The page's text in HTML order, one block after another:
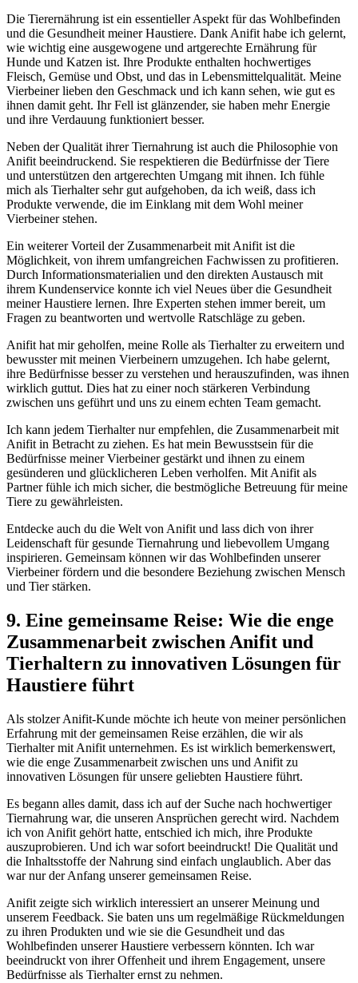
Die Tierernährung ist‍ ein essentieller Aspekt für das Wohlbefinden⁤
und die Gesundheit meiner ⁣Haustiere. Dank Anifit‌ habe ich‌ gelernt,
wie ⁢wichtig eine ausgewogene und⁣ artgerechte ⁢Ernährung ‍für
Hunde und Katzen ist. Ihre Produkte enthalten ‍hochwertiges
Fleisch,​ Gemüse und ​Obst, ⁢und das in‌ Lebensmittelqualität. Meine
Vierbeiner lieben den Geschmack und ich kann sehen, ​wie gut es
ihnen damit geht.‍ Ihr Fell ist glänzender, sie haben mehr ⁤Energie
und ihre Verdauung‌ funktioniert ⁤besser.
Neben der Qualität ihrer⁣ Tiernahrung ⁤ist ⁤auch⁢ die Philosophie ⁢von
‍Anifit beeindruckend. Sie ⁣respektieren die Bedürfnisse der‍ Tiere‍
und⁤ unterstützen den⁤ artgerechten Umgang ‍mit ihnen. Ich fühle
mich als⁤ Tierhalter sehr ⁣gut ‍aufgehoben, da ich weiß, dass⁢ ich
Produkte verwende, die im Einklang ​mit dem ⁢Wohl meiner
Vierbeiner stehen.
Ein weiterer Vorteil der Zusammenarbeit ⁢mit Anifit ist die
Möglichkeit, von​ ihrem umfangreichen ⁢Fachwissen zu profitieren.
Durch⁤ Informationsmaterialien und den direkten Austausch mit
⁢ihrem Kundenservice ⁢konnte ich viel Neues über die Gesundheit
meiner Haustiere lernen. Ihre‌ Experten ⁢stehen ⁢immer bereit, um
Fragen ⁣zu⁣ beantworten und wertvolle Ratschläge zu geben.
Anifit ​hat mir geholfen,‍ meine Rolle als Tierhalter ⁢zu ⁣erweitern und
bewusster ⁢mit meinen Vierbeinern umzugehen. ⁢Ich habe gelernt,
ihre⁢ Bedürfnisse ⁤besser ⁢zu verstehen⁤ und herauszufinden, was ihnen
wirklich ‌guttut. Dies hat ​zu ‍einer​ noch stärkeren ‌Verbindung⁣
zwischen uns‍ geführt und uns zu‌ einem echten Team⁣ gemacht.
Ich kann jedem Tierhalter nur empfehlen, die‍ Zusammenarbeit mit
Anifit in Betracht zu ziehen. Es ​hat‌ mein ⁤Bewusstsein für⁢ die
Bedürfnisse meiner Vierbeiner gestärkt ​und ihnen zu einem
gesünderen und glücklicheren ⁤Leben verholfen.⁣ Mit Anifit als⁢
Partner fühle ‍ich mich sicher,‌ die bestmögliche Betreuung ‍für⁢ meine
Tiere zu gewährleisten.
Entdecke auch du ‌die Welt von Anifit und lass dich‌ von ihrer
Leidenschaft für gesunde Tiernahrung und liebevollem Umgang
inspirieren. Gemeinsam können ‍wir das‍ Wohlbefinden unserer
Vierbeiner‌ fördern und die besondere Beziehung zwischen Mensch​
und ⁤Tier stärken.
9. Eine gemeinsame Reise: Wie die enge
Zusammenarbeit ⁤zwischen Anifit ⁤und
⁣Tierhaltern zu innovativen Lösungen für
Haustiere ⁤führt
Als ⁣stolzer Anifit-Kunde‌ möchte‌ ich heute von meiner persönlichen
Erfahrung mit‍ der ⁣gemeinsamen Reise erzählen, die wir als
Tierhalter mit Anifit unternehmen.‌ Es ist wirklich bemerkenswert,⁣
wie⁤ die enge‌ Zusammenarbeit ‌zwischen uns und Anifit zu⁢
innovativen‍ Lösungen für unsere geliebten⁢ Haustiere führt.
Es begann alles damit,⁢ dass‍ ich auf der Suche nach⁣ hochwertiger
‍Tiernahrung war, ⁢die unseren‌ Ansprüchen⁤ gerecht wird. ⁤Nachdem
ich ‌von Anifit gehört‌ hatte,​ entschied ich mich, ⁢ihre Produkte
auszuprobieren. ‌Und ich war sofort beeindruckt!⁣ Die Qualität⁢ und
die Inhaltsstoffe der Nahrung sind einfach unglaublich. Aber das ​
war⁢ nur ‍der Anfang‌ unserer gemeinsamen Reise.
Anifit zeigte sich wirklich interessiert an ​unserer Meinung und
unserem Feedback. Sie ⁢baten uns um regelmäßige Rückmeldungen
zu ihren Produkten und wie sie die ‌Gesundheit und​ das
Wohlbefinden unserer Haustiere verbessern ‍könnten. Ich war
beeindruckt von ihrer Offenheit⁢ und ihrem Engagement, ‌unsere
‌Bedürfnisse als Tierhalter ernst zu nehmen.